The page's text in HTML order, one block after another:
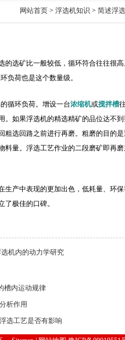
网站首页> 浮选机知识 > 简述浮
选矿比一般较低，循环符合往往很
负荷也是这个数量级。
循环负荷。增设一台浓缩机或搅拌槽
如果浮选机的精选精矿的品位达不
选回路之前进行再磨。粗磨的目的
量。浮选工艺作业的二段磨矿即再
产中表现的更加出色，低耗量、环
极佳的口碑。
机内的动力学研究
槽内运动规律
析作用
选工艺是否有影响